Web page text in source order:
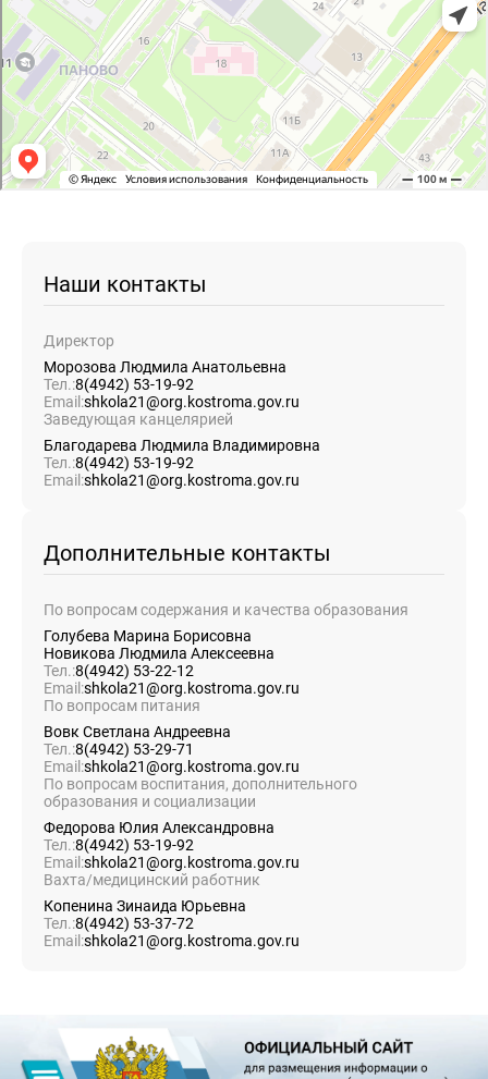
Наши контакты
Директор
Морозова Людмила Анатольевна
Тел.:8(4942) 53-19-92
Email:shkola21@org.kostroma.gov.ru
Заведующая канцелярией
Благодарева Людмила Владимировна
Тел.:8(4942) 53-19-92
Email:shkola21@org.kostroma.gov.ru
Дополнительные контакты
По вопросам содержания и качества образования
Голубева Марина Борисовна
Новикова Людмила Алексеевна
Тел.:8(4942) 53-22-12
Email:shkola21@org.kostroma.gov.ru
По вопросам питания
Вовк Светлана Андреевна
Тел.:8(4942) 53-29-71
Email:shkola21@org.kostroma.gov.ru
По вопросам воспитания, дополнительного
образования и социализации
Федорова Юлия Александровна
Тел.:8(4942) 53-19-92
Email:shkola21@org.kostroma.gov.ru
Вахта/медицинский работник
Копенина Зинаида Юрьевна
Тел.:8(4942) 53-37-72
Email:shkola21@org.kostroma.gov.ru